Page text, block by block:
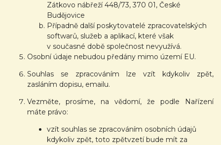
Zátkovo nábřeží 448/73, 370 01, České
Budějovice
Případně další poskytovatelé zpracovatelských
softwarů, služeb a aplikací, které však
v současné době společnost nevyužívá.
Osobní údaje nebudou předány mimo území EU.
Souhlas se zpracováním lze vzít kdykoliv zpět,
zasláním dopisu, emailu.
Vezměte, prosíme, na vědomí, že podle Nařízení
máte právo:
vzít souhlas se zpracováním osobních údajů
kdykoliv zpět, toto zpětvzetí bude mít za